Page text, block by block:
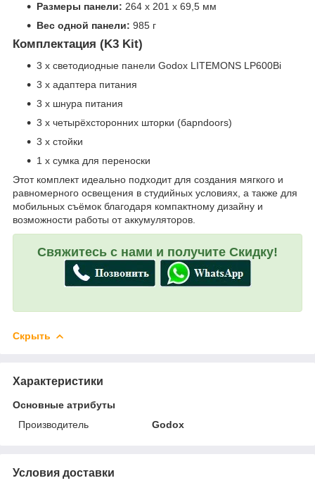
Размеры панели: 264 x 201 x 69,5 мм
Вес одной панели: 985 г
Комплектация (K3 Kit)
3 x светодиодные панели Godox LITEMONS LP600Bi
3 x адаптера питания
3 x шнура питания
3 x четырёхсторонних шторки (барndoors)
3 x стойки
1 x сумка для переноски
Этот комплект идеально подходит для создания мягкого и
равномерного освещения в студийных условиях, а также для
мобильных съёмок благодаря компактному дизайну и
возможности работы от аккумуляторов.
Свяжитесь с нами и получите Скидку!
Скрыть
Характеристики
Основные атрибуты
Производитель
Godox
Условия доставки